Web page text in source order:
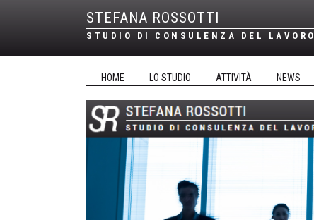
STEFANA ROSSOTTI
STUDIO DI CONSULENZA DEL LAVORO
HOME LO STUDIO ATTIVITÀ NEWS